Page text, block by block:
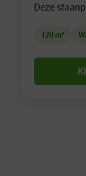
Deze
120 m²